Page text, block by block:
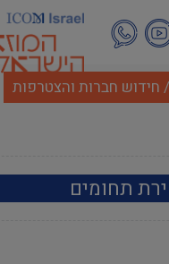
חידוש חברות והצטרפות
תחומים